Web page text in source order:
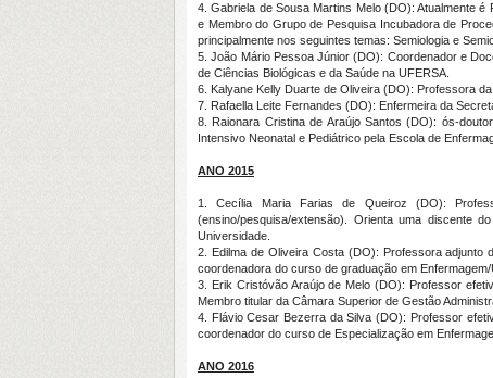
4. Gabriela de Sousa Martins Melo (DO): Atualmente
e Membro do Grupo de Pesquisa Incubadora de
principalmente nos seguintes temas: Semiologia e
5. João Mário Pessoa Júnior (DO): Coordenador e
de Ciências Biológicas e da Saúde na UFERSA.
6. Kalyane Kelly Duarte de Oliveira (DO): Professora
7. Rafaella Leite Fernandes (DO): Enfermeira da
8. Raionara Cristina de Araújo Santos (DO): ós-
Intensivo Neonatal e Pediátrico pela Escola de
ANO 2015
1. Cecília Maria Farias de Queiroz (DO):
(ensino/pesquisa/extensão). Orienta uma discente
Universidade.
2. Edilma de Oliveira Costa (DO): Professora adjunto
coordenadora do curso de graduação em Enfermagem/
3. Erik Cristóvão Araújo de Melo (DO): Professor
Membro titular da Câmara Superior de Gestão
4. Flávio Cesar Bezerra da Silva (DO): Professor
coordenador do curso de Especialização em
ANO 2016